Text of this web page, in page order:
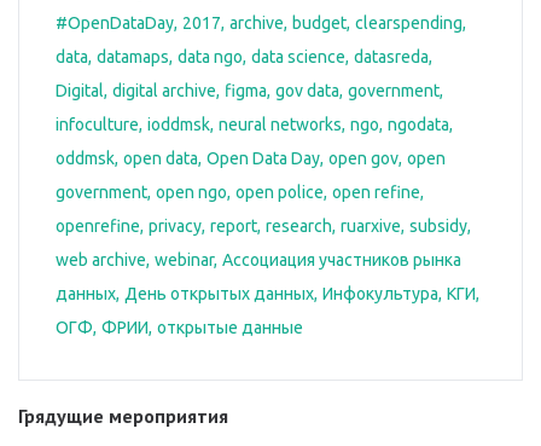
#OpenDataDay 2017 archive budget clearspending
data datamaps data ngo data science datasreda
Digital digital archive figma gov data government
infoculture ioddmsk neural networks ngo ngodata
oddmsk open data Open Data Day open gov open
government open ngo open police open refine
openrefine privacy report research ruarxive subsidy
web archive webinar Ассоциация участников рынка
данных День открытых данных Инфокультура КГИ
ОГФ ФРИИ открытые данные
Грядущие мероприятия